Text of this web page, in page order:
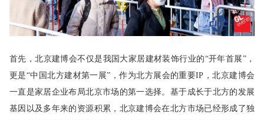
首先，北京建博会不仅是我国大家居建材装饰行业的“开年首展”，
更是“中国北方建材第一展”，作为北方展会的重要IP，北京建博会
一直是家居企业布局北京市场的第一选择。基于成长于北方的发展
基因以及多年来的资源积累，北京建博会在北方市场已经形成了独